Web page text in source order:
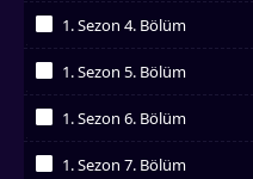
1. Sezon 4. Bölüm
1. Sezon 5. Bölüm
1. Sezon 6. Bölüm
1. Sezon 7. Bölüm